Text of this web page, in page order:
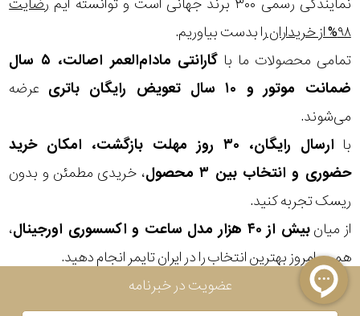
۹۸% از خریداران
را بدست بیاوریم.
تمامی محصولات ما با
گارانتی مادام‌العمر اصالت، ۵ سال
ضمانت موتور و ۱۰ سال تعویض رایگان باتری
عرضه
می‌شوند.
با
ارسال رایگان، ۳۰ روز مهلت بازگشت، امکان خرید
حضوری و انتخاب بین ۳ محصول
، خریدی مطمئن و بدون
ریسک تجربه کنید.
از میانبیش از ۴۰ هزار مدل ساعت و اکسسوری اورجینال
،
همین امروز بهترین انتخاب را در ایران تایمر انجام دهید.
عضویت در خبرنامه